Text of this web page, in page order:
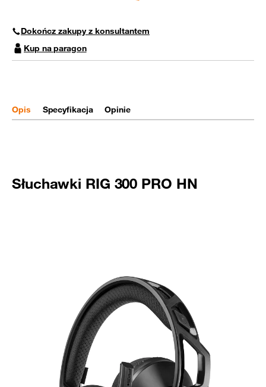
Dokończ zakupy z konsultantem
Kup na paragon
Opis Specyfikacja Opinie
Słuchawki RIG 300 PRO HN